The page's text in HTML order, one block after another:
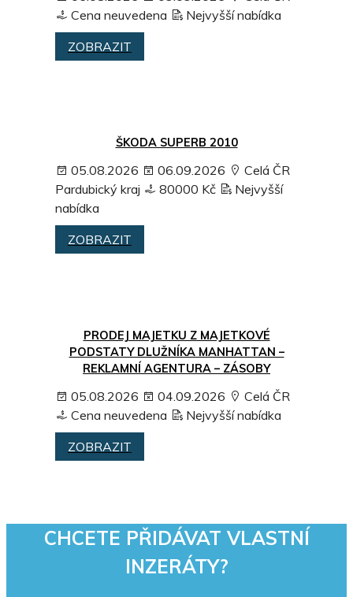
Cena neuvedena
Nejvyšší nabídka
ZOBRAZIT
ŠKODA SUPERB 2010
05.08.2026 06.09.2026
Celá ČR
Pardubický kraj
80000 Kč
Nejvyšší
nabídka
ZOBRAZIT
PRODEJ MAJETKU Z MAJETKOVÉ
PODSTATY DLUŽNÍKA MANHATTAN –
REKLAMNÍ AGENTURA – ZÁSOBY
05.08.2026 04.09.2026
Celá ČR
Cena neuvedena
Nejvyšší nabídka
ZOBRAZIT
CHCETE PŘIDÁVAT VLASTNÍ
INZERÁTY?